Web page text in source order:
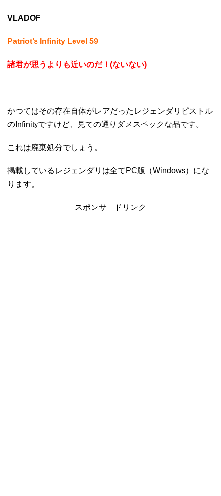
VLADOF
Patriot’s Infinity Level 59
諸君が思うよりも近いのだ！(ないない)
かつてはその存在自体がレアだったレジェンダリピストル
のInfinityですけど、見ての通りダメスペックな品です。
これは廃棄処分でしょう。
掲載しているレジェンダリは全てPC版（Windows）にな
ります。
スポンサードリンク